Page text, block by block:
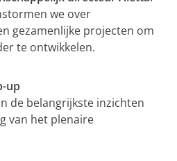
we over
gezamenlijke projecten om
te ontwikkelen.
up
de belangrijkste inzichten
van het plenaire